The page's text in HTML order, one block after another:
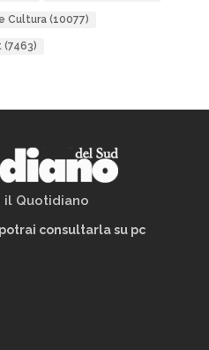
Cultura(10077)
(7463)
il Quotidiano
consultarla su pc